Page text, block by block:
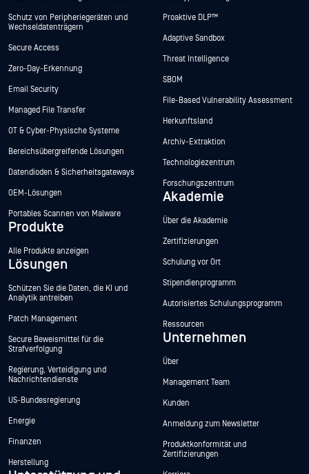
Schutz von Peripheriegeräten und
Wechseldatenträgern
Secure Access
Zero-Day-Erkennung
Email Security
Managed File Transfer
OT & Cyber-Physische Systeme
Bereichsübergreifende Lösungen
Datendioden & Sicherheitsgateways
OEM-Lösungen
Portables Scannen von Malware
Produkte
Alle Produkte anzeigen
Lösungen
Schützen Sie die Daten, die KI und
Analytik antreiben
Patch Management
Secure Beweismittel für die
Strafverfolgung
Regierung, Verteidigung und
Nachrichtendienste
US-Bundesregierung
Energie
Finanzen
Herstellung
Proaktive DLP™
Adaptive Sandbox
Threat Intelligence
SBOM
File-Based Vulnerability Assessment
Herkunftsland
Archiv-Extraktion
Technologiezentrum
Forschungszentrum
Akademie
Über die Akademie
Zertifizierungen
Schulung vor Ort
Stipendienprogramm
Autorisiertes Schulungsprogramm
Ressourcen
Unternehmen
Über
Management Team
Kunden
Anmeldung zum Newsletter
Produktkonformität und
Zertifizierungen